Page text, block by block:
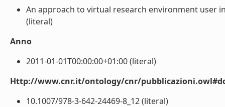
An approach to virtual research environment user
(literal)
Anno
2011-01-01T00:00:00+01:00 (literal)
Http://www.cnr.it/ontology/cnr/
10.1007/978-3-642-24469-8_12 (literal)